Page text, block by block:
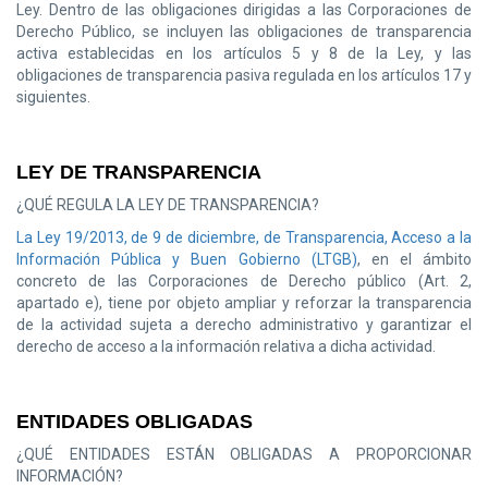
Ley. Dentro de las obligaciones dirigidas a las Corporaciones de
Derecho Público, se incluyen las obligaciones de transparencia
activa establecidas en los artículos 5 y 8 de la Ley, y las
obligaciones de transparencia pasiva regulada en los artículos 17 y
siguientes.
LEY DE TRANSPARENCIA
¿QUÉ REGULA LA LEY DE TRANSPARENCIA?
La Ley 19/2013, de 9 de diciembre, de Transparencia, Acceso a la
Información Pública y Buen Gobierno (LTGB), en el ámbito
concreto de las Corporaciones de Derecho público (Art. 2,
apartado e), tiene por objeto ampliar y reforzar la transparencia
de la actividad sujeta a derecho administrativo y garantizar el
derecho de acceso a la información relativa a dicha actividad.
ENTIDADES OBLIGADAS
¿QUÉ ENTIDADES ESTÁN OBLIGADAS A PROPORCIONAR
INFORMACIÓN?